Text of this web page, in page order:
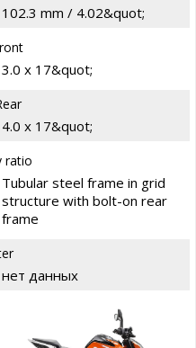
102.3 mm / 4.02&quot;
3.0 x 17&quot;
4.0 x 17&quot;
ratio
Tubular steel frame in grid
structure with bolt-on rear
frame
нет данных